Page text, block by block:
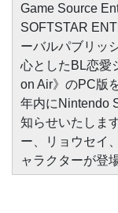
Game Source
SOFTSTAR
ーバルパブリッ
心としたBL恋愛
on Air》のPC版
年内にNintendo
知らせいたしま
ー、リョウセイ
ャラクターが登